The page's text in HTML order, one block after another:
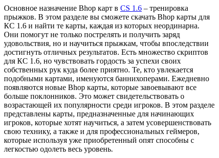
Основное назначение Bhop карт в CS 1.6 – тренировка
прыжков. В этом разделе вы сможете скачать Bhop карты для
КС 1.6 и найти те карты, каждая из которых неординарна.
Они помогут не только пострелять и получить заряд
удовольствия, но и научиться прыжкам, чтобы впоследствии
достигнуть отличных результатов. Есть множество скриптов
для КС 1.6, но чувствовать гордость за успехи своих
собственных рук куда более приятно. Те, кто увлекается
подобными картами, именуются баннихоперами. Ежедневно
появляются новые Bhop карты, которые завоевывают все
больше поклонников. Это может свидетельствовать о
возрастающей их популярности среди игроков. В этом разделе
представлены карты, предназначенные для начинающих
игроков, которые хотят научиться, а затем усовершенствовать
свою технику, а также и для профессиональных геймеров,
которые используя уже приобретенный опят способны с
легкостью одолеть весь уровень.